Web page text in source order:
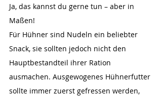
Ja, das kannst du gerne tun – aber in
Maßen!
Für Hühner sind Nudeln ein beliebter
Snack, sie sollten jedoch nicht den
Hauptbestandteil ihrer Ration
ausmachen. Ausgewogenes Hühnerfutter
sollte immer zuerst gefressen werden,